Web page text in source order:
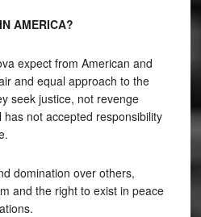
AMERICA?
expect from American and
and equal approach to the
seek justice, not revenge
not accepted responsibility
domination over others,
and the right to exist in peace